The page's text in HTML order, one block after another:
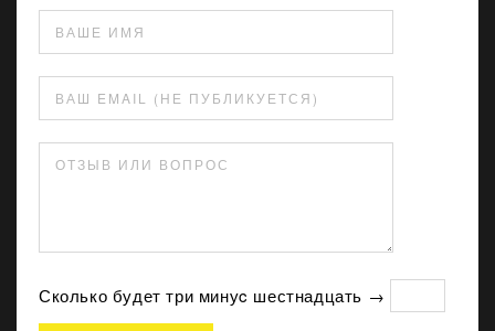
ВАШЕ ИМЯ
ВАШ EMAIL (НЕ ПУБЛИКУЕТСЯ)
ОТЗЫВ ИЛИ ВОПРОС
Сколько будет три минуc шестнадцать →